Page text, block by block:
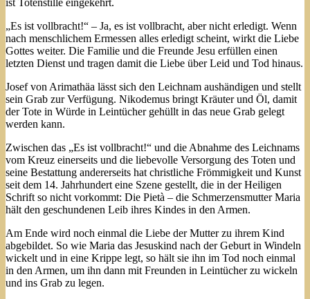
„Es ist vollbracht!“ – Ja, es ist vollbracht, aber nicht erledigt. Wenn
nach menschlichem Ermessen alles erledigt scheint, wirkt die Liebe
Gottes weiter. Die Familie und die Freunde Jesu erfüllen einen
letzten Dienst und tragen damit die Liebe über Leid und Tod hinaus.
Josef von Arimathäa lässt sich den Leichnam aushändigen und stellt
sein Grab zur Verfügung. Nikodemus bringt Kräuter und Öl, damit
der Tote in Würde in Leintücher gehüllt in das neue Grab gelegt
werden kann.
Zwischen das „Es ist vollbracht!“ und die Abnahme des Leichnams
vom Kreuz einerseits und die liebevolle Ver­sorgung des Toten und
seine Bestattung andererseits hat christliche Frömmigkeit und Kunst
seit dem 14. Jahrhundert eine Szene gestellt, die in der Heiligen
Schrift so nicht vorkommt: Die Pietà – die Schmerzensmutter Maria
hält den geschundenen Leib ihres Kindes in den Armen.
Am Ende wird noch einmal die Liebe der Mutter zu ihrem Kind
abgebildet. So wie Maria das Jesuskind nach der Geburt in Windeln
wickelt und in eine Krippe legt, so hält sie ihn im Tod noch einmal
in den Armen, um ihn dann mit Freunden in Leintücher zu wickeln
und ins Grab zu legen.